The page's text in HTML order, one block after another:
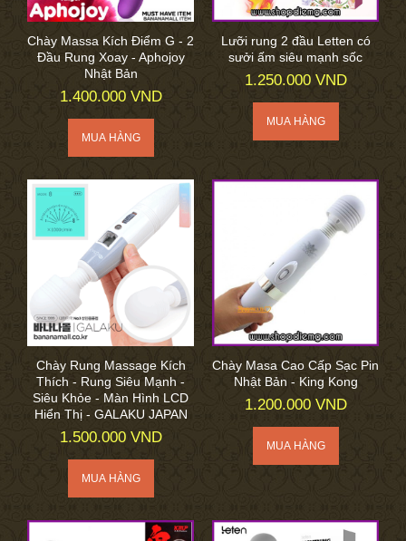
Chày Massa Kích Điểm G - 2
Đầu Rung Xoay - Aphojoy
Nhật Bản
1.400.000 VND
Lưỡi rung 2 đầu Letten có
sưởi ấm siêu mạnh sốc
1.250.000 VND
Chày Rung Massage Kích
Thích - Rung Siêu Mạnh -
Siêu Khỏe - Màn Hình LCD
Hiển Thị - GALAKU JAPAN
1.500.000 VND
Chày Masa Cao Cấp Sạc Pin
Nhật Bản - King Kong
1.200.000 VND